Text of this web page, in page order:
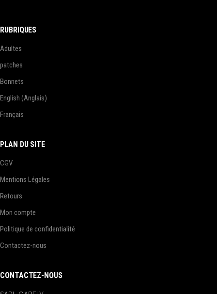
RUBRIQUES
Adultes
patches
Bonnets
English (Anglais)
Français
PLAN DU SITE
CGV
Mentions Légales
Retours
Mon compte
Politique de confidentialité
Contactez-nous
CONTACTEZ-NOUS